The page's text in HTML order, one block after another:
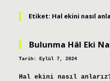
Etiket: Hal ekini nasıl
Bulunma Hâl Eki
Tarih: Eylül 7, 2024
Hal ekini nasıl